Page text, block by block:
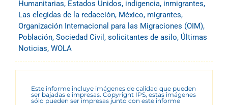
Humanitarias, Estados Unidos, indigencia, inmigrantes,
Las elegidas de la redacción, México, migrantes,
Organización Internacional para las Migraciones (OIM),
Población, Sociedad Civil , solicitantes de asilo, Últimas
Noticias, WOLA
Este informe incluye imágenes de calidad que pueden
ser bajadas e impresas. Copyright IPS, estas imágenes
sólo pueden ser impresas junto con este informe